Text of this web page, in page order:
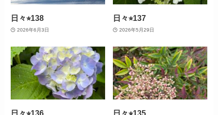
日々⭐︎138
2026年6月3日
日々⭐︎137
2026年5月29日
日々⭐︎136 日々⭐︎135